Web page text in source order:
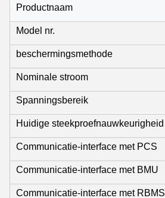
Productnaam
Model nr.
beschermingsmethode
Nominale stroom
Spanningsbereik
Huidige steekproefnauwkeurigheid
Communicatie-interface met PCS
Communicatie-interface met BMU
Communicatie-interface met RBMS